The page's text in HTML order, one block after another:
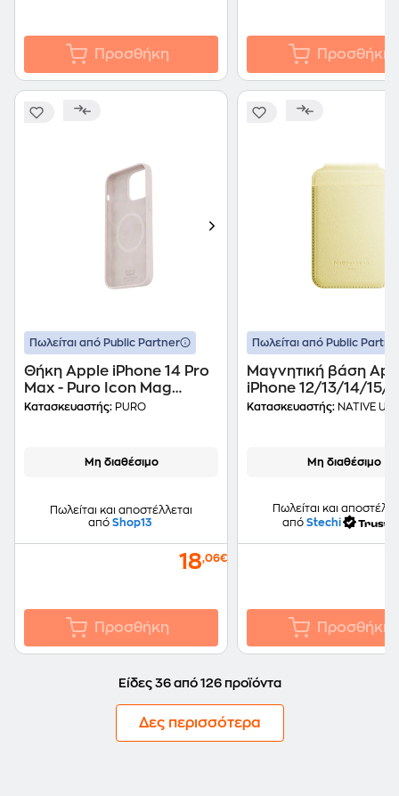
Προσθήκη Προσθήκη
Πωλείται από Public Partner
Θήκη Apple iPhone 14 Pro
Max - Puro Icon Mag
Cover - Ροζ
Κατασκευαστής: PURO
Μη διαθέσιμο
Πωλείται και αποστέλλεται
από Shop13
18,06€
Προσθήκη
Πωλείται από Public
Μαγνητική βάση
iPhone 12/13/14/15/
Series - Active
Κατασκευαστής: NATIVE
Μη διαθέσιμο
Πωλείται και
από Stechi
Προσθήκη
Είδες 36 από 126 προϊόντα
Δες περισσότερα